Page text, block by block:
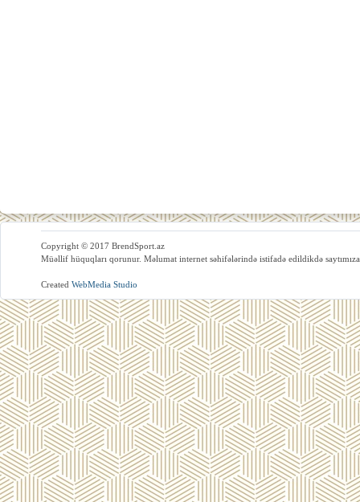
Copyright © 2017 BrendSport.az
Müəllif hüquqları qorunur. Məlumat internet səhifələrində istifadə edildikdə
Created WebMedia Studio